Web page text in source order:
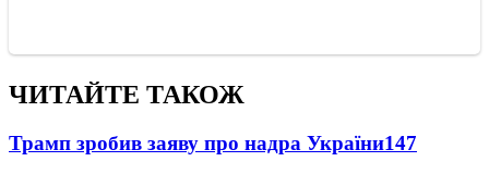
ЧИТАЙТЕ ТАКОЖ
Трамп зробив заяву про надра України147